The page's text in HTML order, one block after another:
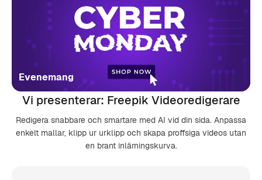
Evenemang
Vi presenterar: Freepik Videoredigerare
Redigera snabbare och smartare med AI vid din sida. Anpassa
enkelt mallar, klipp ur urklipp och skapa proffsiga videos utan
en brant inlärningskurva.